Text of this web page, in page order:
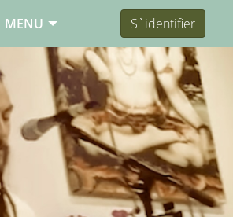
MENU S`identifier